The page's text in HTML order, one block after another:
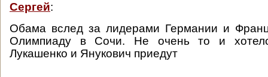
Сергей:
Обама вслед за лидерами Германии и
Олимпиаду в Сочи. Не очень то и
Лукашенко и Янукович приедут